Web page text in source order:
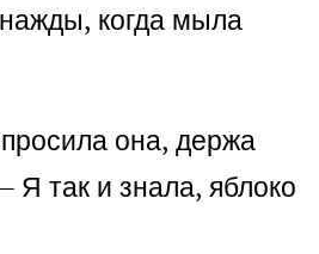
когда мыла
она, держа
так и знала, яблоко